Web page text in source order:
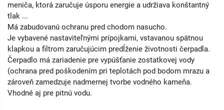
meniča, ktorá zaručuje úsporu energie a udržiava konštantný
tlak ...
Má zabudovanú ochranu pred chodom nasucho.
Je vybavené nastaviteľnými prípojkami, vstavanou spätnou
klapkou a filtrom zaručujúcim predĺženie životnosti čerpadla.
Čerpadlo má zariadenie pre vypúšťanie zostatkovej vody
(ochrana pred poškodením pri teplotách pod bodom mrazu a
zároveň zamedzuje nadmernej tvorbe vodného kameňa.
Vhodné aj pre pitnú vodu.